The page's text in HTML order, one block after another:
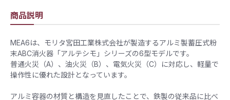
商品説明
MEA6は、モリタ宮田工業株式会社が製造するアルミ製蓄圧式粉
末ABC消火器「アルテシモ」シリーズの6型モデルです。
​普通火災（A）、油火災（B）、電気火災（C）に対応し、軽量で
操作性に優れた設計となっています。
アルミ容器の材質と構造を見直したことで、鉄製の従来品に比べ